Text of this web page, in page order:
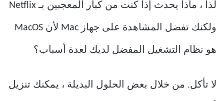
لذا ، ماذا يحدث إذا كنت من كبار المعجبين بـ Netflix
ولكنك تفضل المشاهدة على جهاز Mac لأن MacOS
هو نظام التشغيل المفضل لديك لعدة أسباب؟
لا تأكل. من خلال بعض الحلول البديلة ، يمكنك تنزيل